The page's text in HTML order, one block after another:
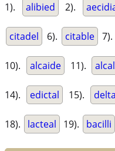
1). alibied 2).
citadel 6). citable 7).
10). alcaide 11).
14). edictal 15).
18). lacteal 19). bacilli